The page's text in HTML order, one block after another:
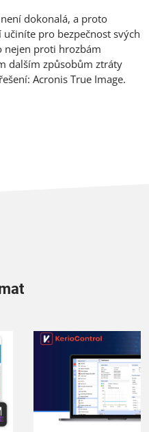
dokonalá, a proto
pro bezpečnost svých
nejen proti hrozbám
dalším způsobům ztráty
Acronis True Image.